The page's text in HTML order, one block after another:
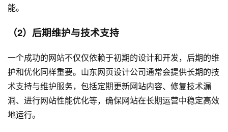
能。
（2）后期维护与技术支持
一个成功的网站不仅仅依赖于初期的设计和开发，后期的维
护和优化同样重要。山东网页设计公司通常会提供长期的技
术支持与维护服务，包括定期更新网站内容、修复技术漏
洞、进行网站性能优化等，确保网站在长期运营中稳定高效
地运行。